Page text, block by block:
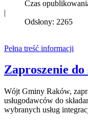
Czas
|
Odsłony: 2265
Pełna treść informacji
Zaproszenie
Wójt Gminy Raków,
usługodawców do
wybranych usług